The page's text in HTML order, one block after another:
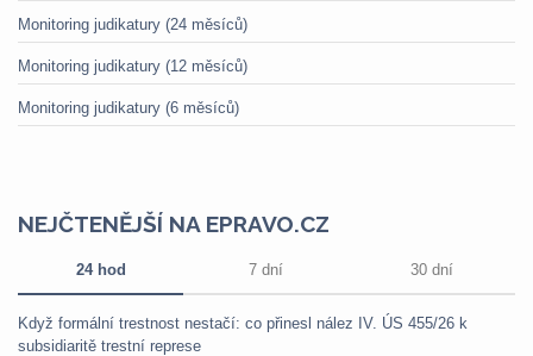
Monitoring judikatury (24 měsíců)
Monitoring judikatury (12 měsíců)
Monitoring judikatury (6 měsíců)
NEJČTENĚJŠÍ NA EPRAVO.CZ
24 hod 7 dní 30 dní
Když formální trestnost nestačí: co přinesl nález IV. ÚS 455/26 k
subsidiaritě trestní represe